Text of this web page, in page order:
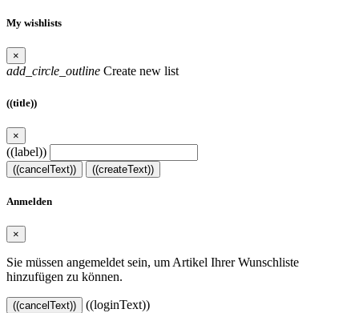
My wishlists
×
add_circle_outline Create new list
((title))
×
((label))
((cancelText)) ((createText))
Anmelden
×
Sie müssen angemeldet sein, um Artikel Ihrer Wunschliste
hinzufügen zu können.
((cancelText)) ((loginText))